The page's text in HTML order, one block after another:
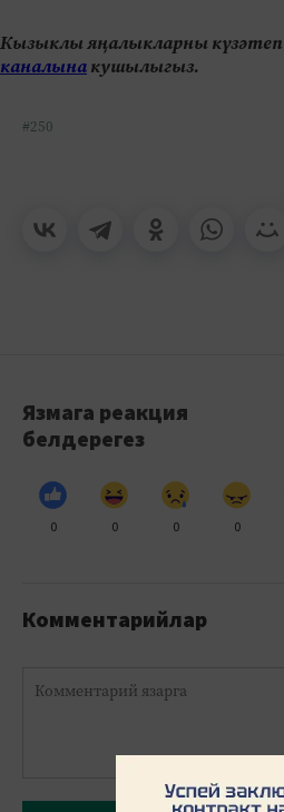
Кызыклы яңалыкларны күзәтеп
каналынакушылыгыз.
#250
Язмага реакция
белдерегез
0 0 0 0
Комментарийлар